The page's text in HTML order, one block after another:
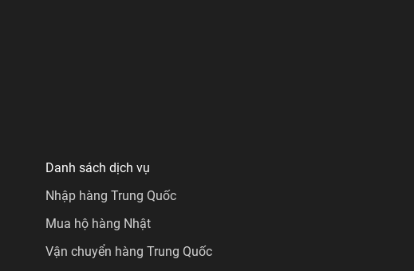
Danh sách dịch vụ
Nhập hàng Trung Quốc
Mua hộ hàng Nhật
Vận chuyển hàng Trung Quốc